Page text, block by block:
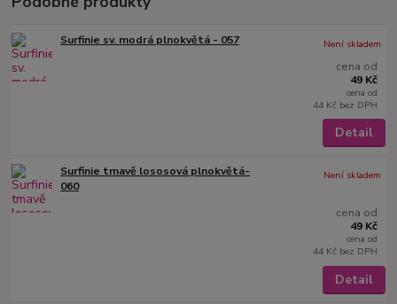
Surfinie sv. modrá plnokvětá - 057
cena od
49 Kč
cena od
44 Kč bez DPH
Není skladem
Detail
Surfinie tmavě lososová plnokvětá-
060
cena od
49 Kč
cena od
44 Kč bez DPH
Není skladem
Detail